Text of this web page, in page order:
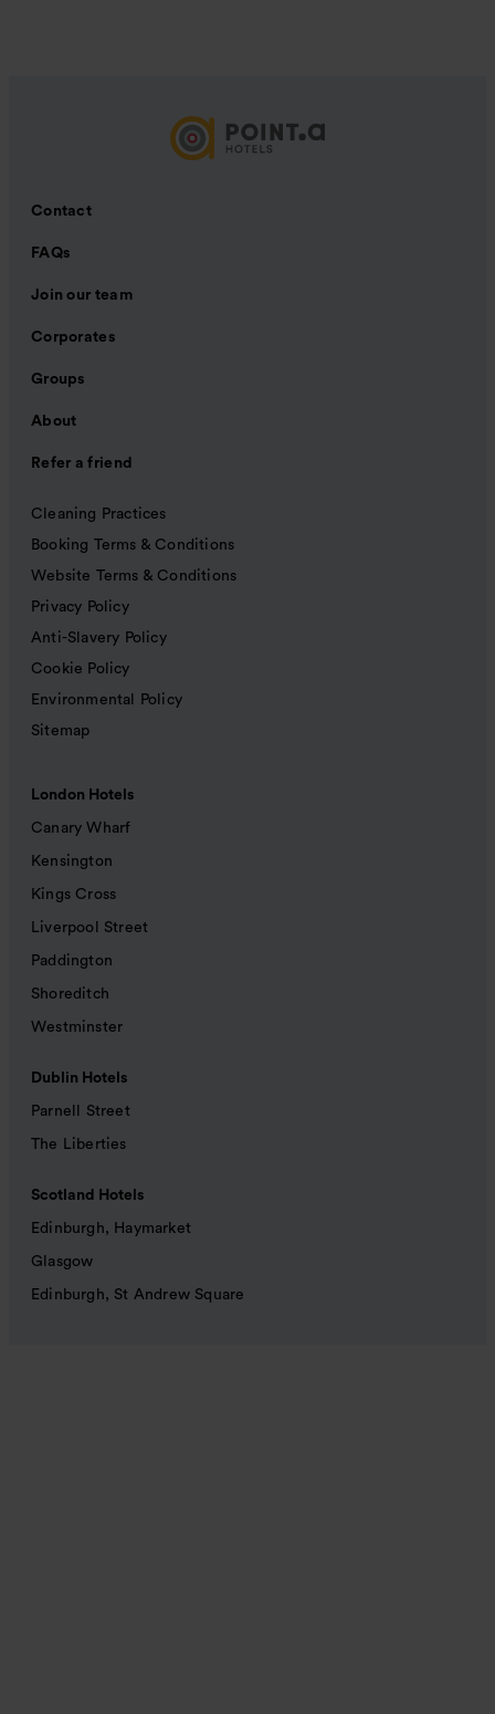
Contact
FAQs
Join our team
Corporates
Groups
About
Refer a friend
Cleaning Practices
Booking Terms & Conditions
Website Terms & Conditions
Privacy Policy
Anti-Slavery Policy
Cookie Policy
Environmental Policy
Sitemap
London Hotels
Canary Wharf
Kensington
Kings Cross
Liverpool Street
Paddington
Shoreditch
Westminster
Dublin Hotels
Parnell Street
The Liberties
Scotland Hotels
Edinburgh, Haymarket
Glasgow
Edinburgh, St Andrew Square